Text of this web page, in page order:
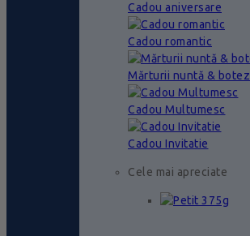
Cadou aniversare
Cadou romantic
Mărturii nuntă & botez
Cadou Multumesc
Cadou Invitatie
Cele mai apreciate